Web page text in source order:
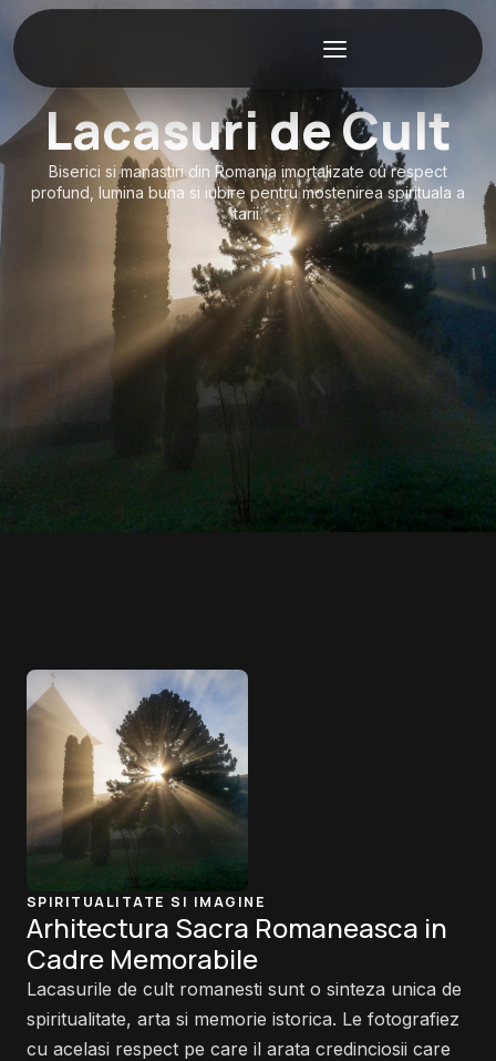
Lacasuri de Cult
Biserici si manastiri din Romania imortalizate cu respect
profund, lumina buna si iubire pentru mostenirea spirituala a
tarii.
SPIRITUALITATE SI IMAGINE
Arhitectura Sacra Romaneasca in
Cadre Memorabile
Lacasurile de cult romanesti sunt o sinteza unica de
spiritualitate, arta si memorie istorica. Le fotografiez
cu acelasi respect pe care il arata credinciosii care